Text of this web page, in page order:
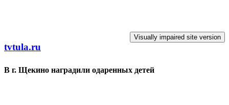
tvtula.ru
В г. Щекино наградили одаренных детей